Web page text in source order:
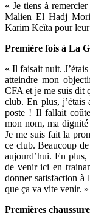
« Je tiens à
Malien El Hadj
Karim Keïta pour
Première fois à La
« Il faisait nuit.
atteindre mon
CFA et je me suis dit
club. En plus,
poste ! Il fallait
mon nom, ma dignité
Je me suis fait la
ce club. Beaucoup
aujourd’hui. En
de venir ici en
donner satisfaction à
que ça va vite venir. »
Premières